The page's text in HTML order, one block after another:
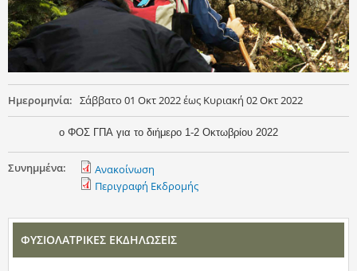
Ημερομηνία: Σάββατο 01 Οκτ 2022έως Κυριακή 02 Οκτ 2022
ο ΦΟΣ ΓΠΑ για το διήμερο 1-2 Οκτωβρίου 2022
Συνημμένα:
Ανακοίνωση
Περιγραφή Εκδρομής
ΦΥΣΙΟΛΑΤΡΙΚΕΣ ΕΚΔΗΛΩΣΕΙΣ